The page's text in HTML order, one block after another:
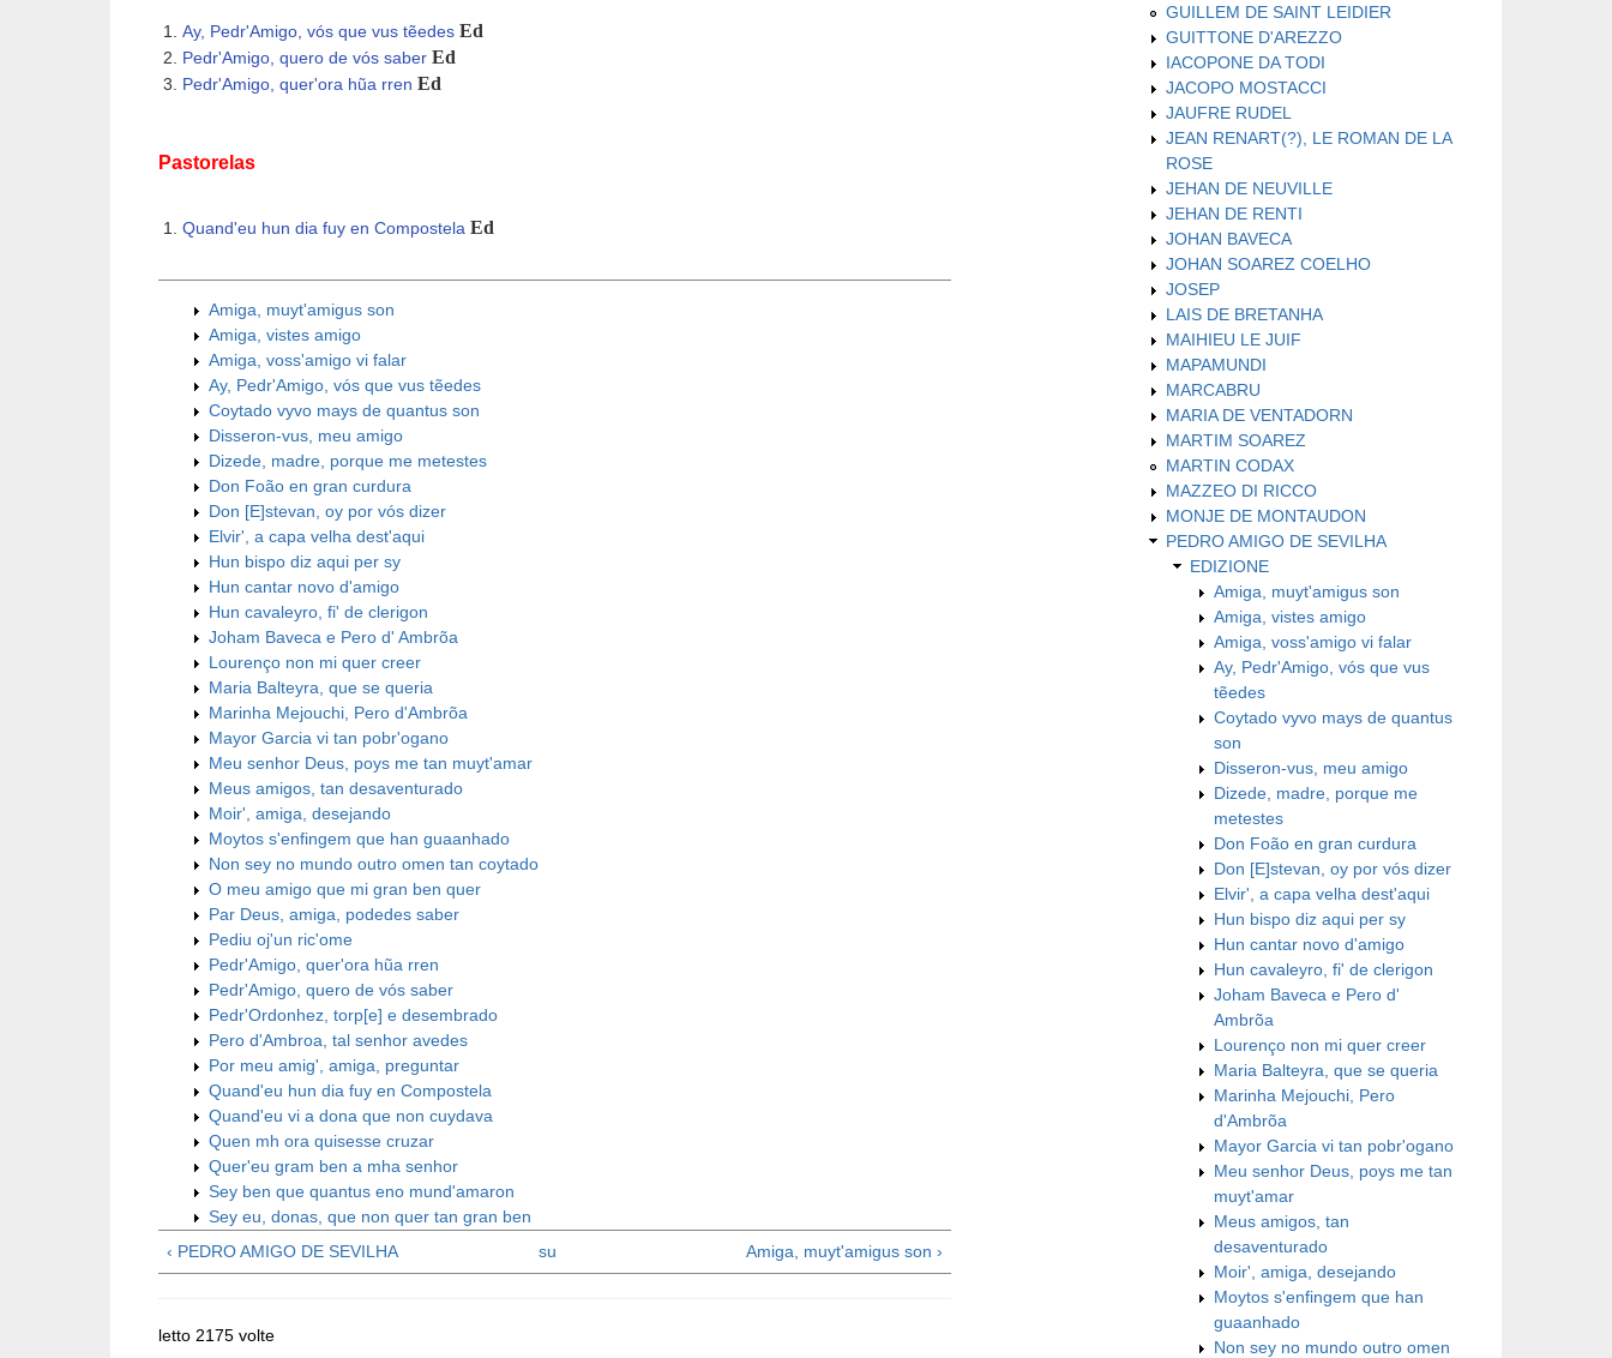
Ay, Pedr'Amigo, vós que vus tẽedes Ed
Pedr'Amigo, quero de vós saber Ed
Pedr'Amigo, quer'ora hũa rren Ed
Pastorelas
Quand'eu hun dia fuy en Compostela Ed
Amiga, muyt'amigus son
Amiga, vistes amigo
Amiga, voss'amigo vi falar
Ay, Pedr'Amigo, vós que vus tẽedes
Coytado vyvo mays de quantus son
Disseron-vus, meu amigo
Dizede, madre, porque me metestes
Don Foão en gran curdura
Don [E]stevan, oy por vós dizer
Elvir', a capa velha dest'aqui
Hun bispo diz aqui per sy
Hun cantar novo d'amigo
Hun cavaleyro, fi' de clerigon
Joham Baveca e Pero d' Ambrõa
Lourenço non mi quer creer
Maria Balteyra, que se queria
Marinha Mejouchi, Pero d'Ambrõa
Mayor Garcia vi tan pobr'ogano
Meu senhor Deus, poys me tan muyt'amar
Meus amigos, tan desaventurado
Moir', amiga, desejando
Moytos s'enfingem que han guaanhado
Non sey no mundo outro omen tan coytado
O meu amigo que mi gran ben quer
Par Deus, amiga, podedes saber
Pediu oj'un ric'ome
Pedr'Amigo, quer'ora hũa rren
Pedr'Amigo, quero de vós saber
Pedr'Ordonhez, torp[e] e desembrado
Pero d'Ambroa, tal senhor avedes
Por meu amig', amiga, preguntar
Quand'eu hun dia fuy en Compostela
Quand'eu vi a dona que non cuydava
Quen mh ora quisesse cruzar
Quer'eu gram ben a mha senhor
Sey ben que quantus eno mund'amaron
Sey eu, donas, que non quer tan gran ben
‹ PEDRO AMIGO DE SEVILHA
su Amiga, muyt'amigus son ›
letto 2175 volte
GUILLEM DE SAINT LEIDIER
GUITTONE D'AREZZO
IACOPONE DA TODI
JACOPO MOSTACCI
JAUFRE RUDEL
JEAN RENART(?), LE ROMAN DE LA
ROSE
JEHAN DE NEUVILLE
JEHAN DE RENTI
JOHAN BAVECA
JOHAN SOAREZ COELHO
JOSEP
LAIS DE BRETANHA
MAIHIEU LE JUIF
MAPAMUNDI
MARCABRU
MARIA DE VENTADORN
MARTIM SOAREZ
MARTIN CODAX
MAZZEO DI RICCO
MONJE DE MONTAUDON
PEDRO AMIGO DE SEVILHA
EDIZIONE
Amiga, muyt'amigus son
Amiga, vistes amigo
Amiga, voss'amigo vi falar
Ay, Pedr'Amigo, vós que vus
tẽedes
Coytado vyvo mays de quantus
son
Disseron-vus, meu amigo
Dizede, madre, porque me
metestes
Don Foão en gran curdura
Don [E]stevan, oy por vós dizer
Elvir', a capa velha dest'aqui
Hun bispo diz aqui per sy
Hun cantar novo d'amigo
Hun cavaleyro, fi' de clerigon
Joham Baveca e Pero d'
Ambrõa
Lourenço non mi quer creer
Maria Balteyra, que se queria
Marinha Mejouchi, Pero
d'Ambrõa
Mayor Garcia vi tan pobr'ogano
Meu senhor Deus, poys me tan
muyt'amar
Meus amigos, tan
desaventurado
Moir', amiga, desejando
Moytos s'enfingem que han
guaanhado
Non sey no mundo outro omen